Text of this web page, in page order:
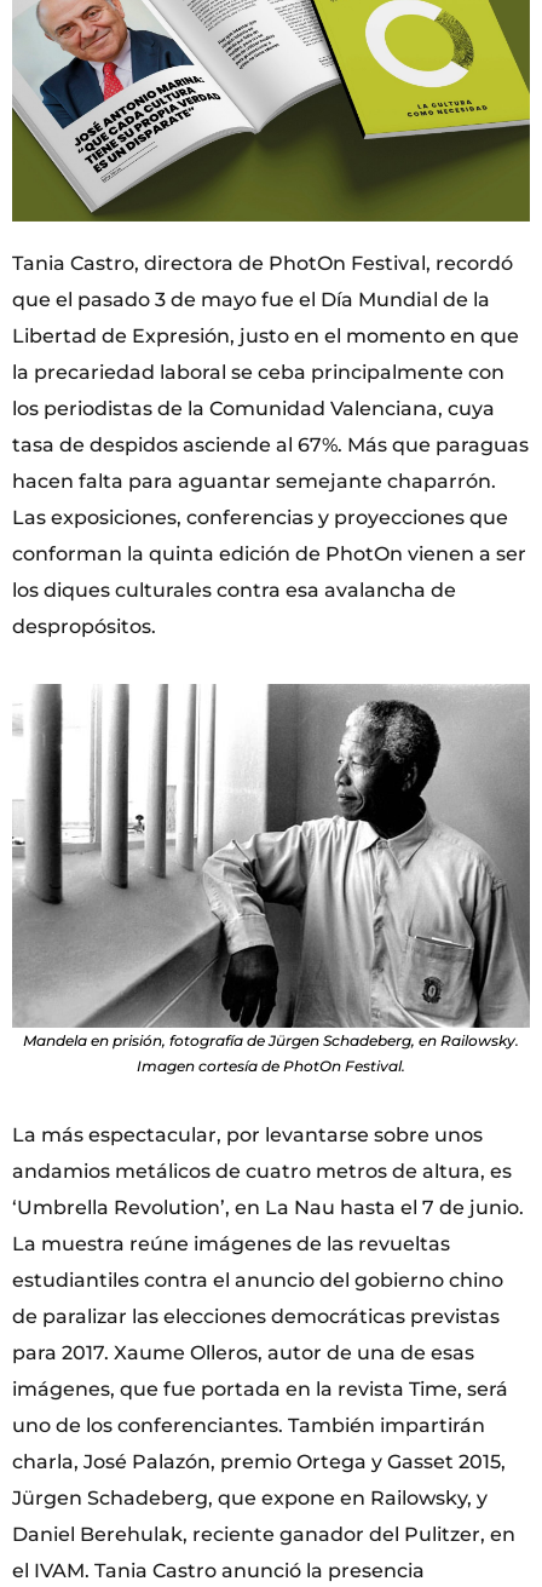
Tania Castro, directora de PhotOn Festival, recordó
que el pasado 3 de mayo fue el Día Mundial de la
Libertad de Expresión, justo en el momento en que
la precariedad laboral se ceba principalmente con
los periodistas de la Comunidad Valenciana, cuya
tasa de despidos asciende al 67%. Más que paraguas
hacen falta para aguantar semejante chaparrón.
Las exposiciones, conferencias y proyecciones que
conforman la quinta edición de PhotOn vienen a ser
los diques culturales contra esa avalancha de
despropósitos.
Mandela en prisión, fotografía de Jürgen Schadeberg, en Railowsky.
Imagen cortesía de PhotOn Festival.
La más espectacular, por levantarse sobre unos
andamios metálicos de cuatro metros de altura, es
‘Umbrella Revolution’, en La Nau hasta el 7 de junio.
La muestra reúne imágenes de las revueltas
estudiantiles contra el anuncio del gobierno chino
de paralizar las elecciones democráticas previstas
para 2017. Xaume Olleros, autor de una de esas
imágenes, que fue portada en la revista Time, será
uno de los conferenciantes. También impartirán
charla, José Palazón, premio Ortega y Gasset 2015,
Jürgen Schadeberg, que expone en Railowsky, y
Daniel Berehulak, reciente ganador del Pulitzer, en
el IVAM. Tania Castro anunció la presencia